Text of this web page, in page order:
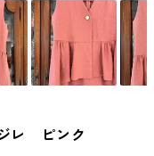
レ ピンク